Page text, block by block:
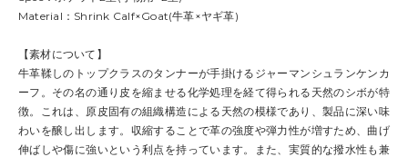
Material：Shrink Calf×Goat(牛革×ヤギ革)
【素材について】
牛革鞣しのトップクラスのタンナーが手掛けるジャーマンシュランケンカ
ーフ。その名の通り皮を縮ませる化学処理を経て得られる天然のシボが特
徴。これは、原皮固有の組織構造による天然の模様であり、製品に深い味
わいを醸し出します。収縮することで革の強度や弾力性が増すため、曲げ
伸ばしや傷に強いという利点を持っています。また、実質的な撥水性も兼